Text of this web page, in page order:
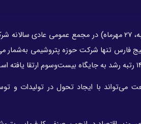
عبدالعلی علی‌عسکری امروز (چهارشنبه، ۲۷ مهرماه) در مجمع عمومی عادی
فارس تنها شرکت حوزه پتروشیمی به‌شمار
می‌تواند با ایجاد تحول در تولیدات و